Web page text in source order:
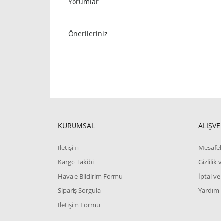
Önerileriniz
KURUMSAL
İletişim
Kargo Takibi
Havale Bildirim Formu
Sipariş Sorgula
İletişim Formu
Gizlilik
İptal ve